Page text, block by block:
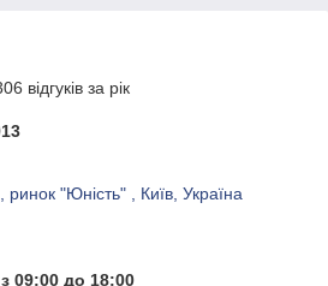
відгуків за рік
ринок "Юність" , Київ, Україна
09:00 до 18:00